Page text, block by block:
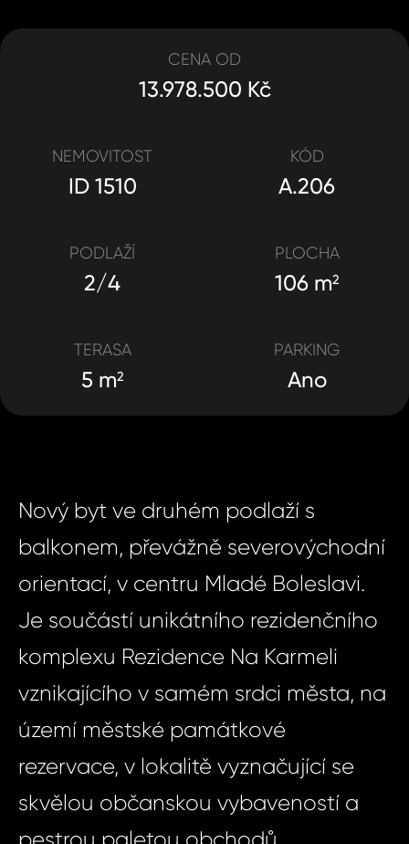
NEMOVITOST
ID 1510
KÓD
A.206
PODLAŽÍ
2/4
PLOCHA
106 m2
TERASA
5 m2
PARKING
Ano
CENA OD
13.978.500 Kč
Nový byt ve druhém podlaží s
balkonem, převážně severovýchodní
orientací, v centru Mladé Boleslavi.
Je součástí unikátního rezidenčního
komplexu Rezidence Na Karmeli
vznikajícího v samém srdci města, na
území městské památkové
rezervace, v lokalitě vyznačující se
skvělou občanskou vybaveností a